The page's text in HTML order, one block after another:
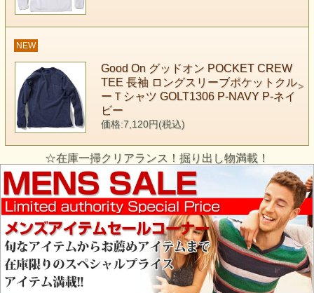
NEW
Good On グッドオン POCKET CREW
TEE 長袖 ロングスリーブポケットクル
ーＴシャツ GOLT1306 P-NAVY P-ネイ
ビー
価格:7,120円(税込)
☆在庫一掃クリアランス！掘り出し物満載！